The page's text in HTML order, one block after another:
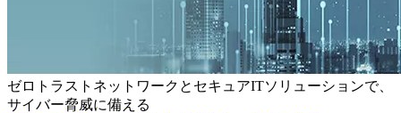
ゼロトラストネットワークとセキュアITソリューションで、
サイバー脅威に備える